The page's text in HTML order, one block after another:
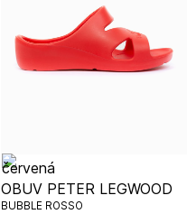
OBUV PETER LEGWOOD
BUBBLE ROSSO